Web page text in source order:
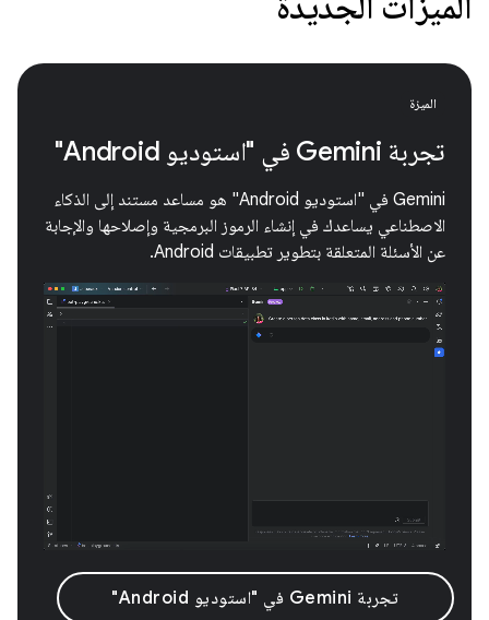
الميزة
تجربة Gemini في "استوديو Android"
‫Gemini في "استوديو Android" هو مساعد مستند إلى الذكاء
الاصطناعي يساعدك في إنشاء الرموز البرمجية وإصلاحها والإجابة
عن الأسئلة المتعلقة بتطوير تطبيقات Android.
تجربة Gemini في "استوديو Android"